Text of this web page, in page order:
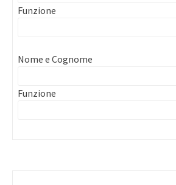
Funzione
Nome e Cognome
Funzione